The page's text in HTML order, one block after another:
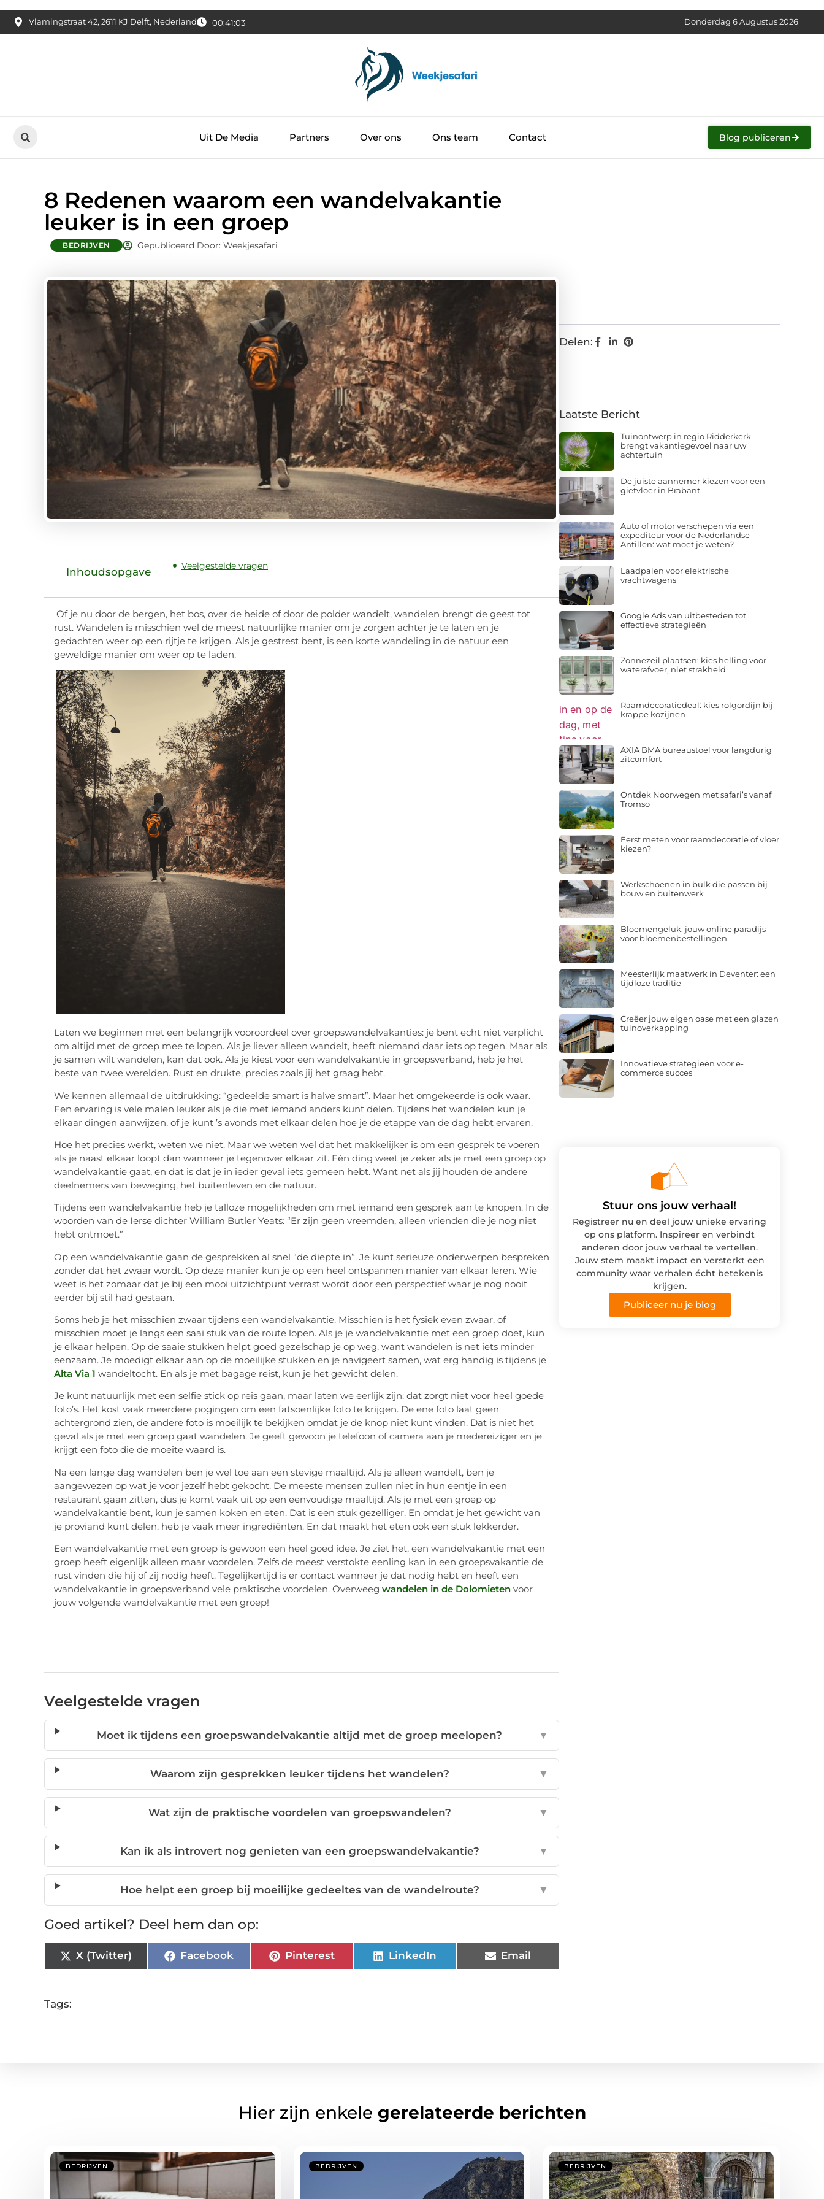
Vlamingstraat 42, 2611 KJ Delft, Nederland 00:41:04 Donderdag 6 Augustus 2026
Blog publiceren
8 Redenen waarom een wandelvakantie
leuker is in een groep
BEDRIJVEN Gepubliceerd Door: Weekjesafari
Inhoudsopgave Veelgestelde vragen
Of je nu door de bergen, het bos, over de heide of door de polder wandelt, wandelen brengt de geest tot
rust. Wandelen is misschien wel de meest natuurlijke manier om je zorgen achter je te laten en je
gedachten weer op een rijtje te krijgen. Als je gestrest bent, is een korte wandeling in de natuur een
geweldige manier om weer op te laden.
Laten we beginnen met een belangrijk vooroordeel over groepswandelvakanties: je bent echt niet verplicht
om altijd met de groep mee te lopen. Als je liever alleen wandelt, heeft niemand daar iets op tegen. Maar als
je samen wilt wandelen, kan dat ook. Als je kiest voor een wandelvakantie in groepsverband, heb je het
beste van twee werelden. Rust en drukte, precies zoals jij het graag hebt.
We kennen allemaal de uitdrukking: “gedeelde smart is halve smart”. Maar het omgekeerde is ook waar.
Een ervaring is vele malen leuker als je die met iemand anders kunt delen. Tijdens het wandelen kun je
elkaar dingen aanwijzen, of je kunt ’s avonds met elkaar delen hoe je de etappe van de dag hebt ervaren.
Hoe het precies werkt, weten we niet. Maar we weten wel dat het makkelijker is om een gesprek te voeren
als je naast elkaar loopt dan wanneer je tegenover elkaar zit. Eén ding weet je zeker als je met een groep op
wandelvakantie gaat, en dat is dat je in ieder geval iets gemeen hebt. Want net als jij houden de andere
deelnemers van beweging, het buitenleven en de natuur.
Tijdens een wandelvakantie heb je talloze mogelijkheden om met iemand een gesprek aan te knopen. In de
woorden van de Ierse dichter William Butler Yeats: “Er zijn geen vreemden, alleen vrienden die je nog niet
hebt ontmoet.”
Op een wandelvakantie gaan de gesprekken al snel “de diepte in”. Je kunt serieuze onderwerpen bespreken
zonder dat het zwaar wordt. Op deze manier kun je op een heel ontspannen manier van elkaar leren. Wie
weet is het zomaar dat je bij een mooi uitzichtpunt verrast wordt door een perspectief waar je nog nooit
eerder bij stil had gestaan.
Soms heb je het misschien zwaar tijdens een wandelvakantie. Misschien is het fysiek even zwaar, of
misschien moet je langs een saai stuk van de route lopen. Als je je wandelvakantie met een groep doet, kun
je elkaar helpen. Op de saaie stukken helpt goed gezelschap je op weg, want wandelen is net iets minder
eenzaam. Je moedigt elkaar aan op de moeilijke stukken en je navigeert samen, wat erg handig is tijdens je
Alta Via 1 wandeltocht. En als je met bagage reist, kun je het gewicht delen.
Je kunt natuurlijk met een selfie stick op reis gaan, maar laten we eerlijk zijn: dat zorgt niet voor heel goede
foto’s. Het kost vaak meerdere pogingen om een fatsoenlijke foto te krijgen. De ene foto laat geen
achtergrond zien, de andere foto is moeilijk te bekijken omdat je de knop niet kunt vinden. Dat is niet het
geval als je met een groep gaat wandelen. Je geeft gewoon je telefoon of camera aan je medereiziger en je
krijgt een foto die de moeite waard is.
Na een lange dag wandelen ben je wel toe aan een stevige maaltijd. Als je alleen wandelt, ben je
aangewezen op wat je voor jezelf hebt gekocht. De meeste mensen zullen niet in hun eentje in een
restaurant gaan zitten, dus je komt vaak uit op een eenvoudige maaltijd. Als je met een groep op
wandelvakantie bent, kun je samen koken en eten. Dat is een stuk gezelliger. En omdat je het gewicht van
je proviand kunt delen, heb je vaak meer ingrediënten. En dat maakt het eten ook een stuk lekkerder.
Een wandelvakantie met een groep is gewoon een heel goed idee. Je ziet het, een wandelvakantie met een
groep heeft eigenlijk alleen maar voordelen. Zelfs de meest verstokte eenling kan in een groepsvakantie de
rust vinden die hij of zij nodig heeft. Tegelijkertijd is er contact wanneer je dat nodig hebt en heeft een
wandelvakantie in groepsverband vele praktische voordelen. Overweeg wandelen in de Dolomieten voor
jouw volgende wandelvakantie met een groep!
Veelgestelde vragen
Moet ik tijdens een groepswandelvakantie altijd met de groep meelopen? ▼
Waarom zijn gesprekken leuker tijdens het wandelen? ▼
Wat zijn de praktische voordelen van groepswandelen? ▼
Kan ik als introvert nog genieten van een groepswandelvakantie? ▼
Hoe helpt een groep bij moeilijke gedeeltes van de wandelroute? ▼
Goed artikel? Deel hem dan op:
X (Twitter) Facebook Pinterest LinkedIn Email
Tags:
Delen:
Laatste Bericht
Tuinontwerp in regio Ridderkerk
brengt vakantiegevoel naar uw
achtertuin
De juiste aannemer kiezen voor een
gietvloer in Brabant
Auto of motor verschepen via een
expediteur voor de Nederlandse
Antillen: wat moet je weten?
Laadpalen voor elektrische
vrachtwagens
Google Ads van uitbesteden tot
effectieve strategieën
Zonnezeil plaatsen: kies helling voor
waterafvoer, niet strakheid
Raamdecoratiedeal: kies rolgordijn bij
krappe kozijnen
AXIA BMA bureaustoel voor langdurig
zitcomfort
Ontdek Noorwegen met safari’s vanaf
Tromso
Eerst meten voor raamdecoratie of vloer
kiezen?
Werkschoenen in bulk die passen bij
bouw en buitenwerk
Bloemengeluk: jouw online paradijs
voor bloemenbestellingen
Meesterlijk maatwerk in Deventer: een
tijdloze traditie
Creëer jouw eigen oase met een glazen
tuinoverkapping
Innovatieve strategieën voor e-
commerce succes
Stuur ons jouw verhaal!
Registreer nu en deel jouw unieke ervaring
op ons platform. Inspireer en verbindt
anderen door jouw verhaal te vertellen.
Jouw stem maakt impact en versterkt een
community waar verhalen écht betekenis
krijgen.
Publiceer nu je blog
Hier zijn enkele gerelateerde berichten
BEDRIJVEN BEDRIJVEN BEDRIJVEN